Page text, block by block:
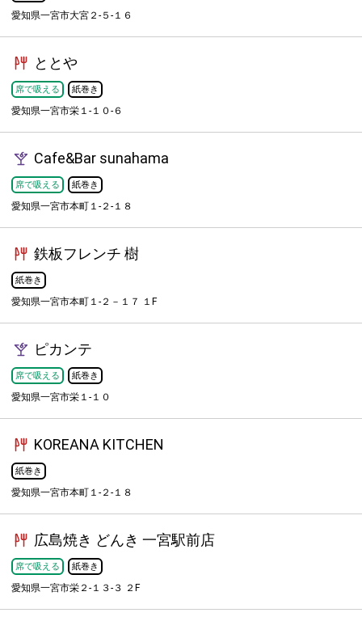
愛知県一宮市大宮２-５-１６
ととや
席で吸える 紙巻き
愛知県一宮市栄１-１０-６
Cafe&Bar sunahama
席で吸える 紙巻き
愛知県一宮市本町１-２-１８
鉄板フレンチ 樹
紙巻き
愛知県一宮市本町１-２－１７ １F
ピカンテ
席で吸える 紙巻き
愛知県一宮市栄１-１０
KOREANA KITCHEN
紙巻き
愛知県一宮市本町１-２-１８
広島焼き どんき 一宮駅前店
席で吸える 紙巻き
愛知県一宮市栄２-１３-３ ２F